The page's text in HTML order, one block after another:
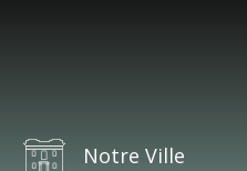
Notre Ville